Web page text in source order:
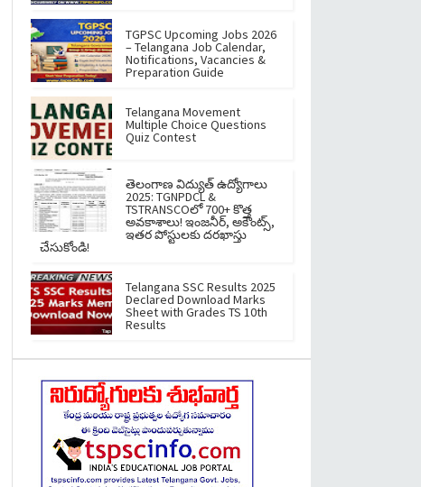
TGPSC Upcoming Jobs 2026
– Telangana Job Calendar,
Notifications, Vacancies &
Preparation Guide
Telangana Movement
Multiple Choice Questions
Quiz Contest
తెలంగాణ విద్యుత్ ఉద్యోగాలు
2025: TGNPDCL &
TSTRANSCOలో 700+ కొత్త
అవకాశాలు! ఇంజనీర్, అకౌంట్స్,
ఇతర పోస్టులకు దరఖాస్తు
చేసుకోండి!
Telangana SSC Results 2025
Declared Download Marks
Sheet with Grades TS 10th
Results